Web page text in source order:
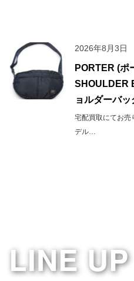
2026年8月3日
PORTER (ポ
SHOULDER
ョルダーバ
宅配買取にてお
デル…
LINE